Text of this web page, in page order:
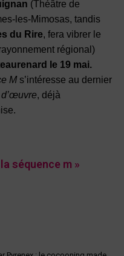
(Théâtre de
les-Mimosas, tandis
du Rire, fera vibrer le
régional)
le 19 mai.
M s’intéresse au dernier
, déjà
séquence m »